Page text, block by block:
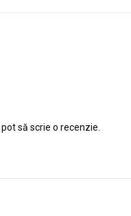
să scrie o recenzie.